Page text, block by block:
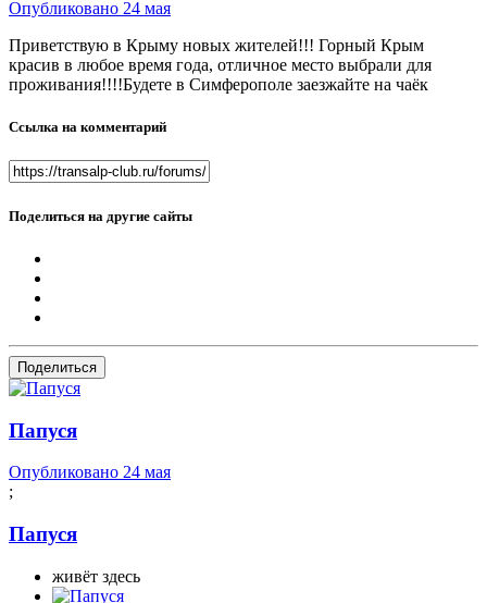
Опубликовано 24 мая
Приветствую в Крыму новых жителей!!! Горный Крым
красив в любое время года, отличное место выбрали для
проживания!!!!Будете в Симферополе заезжайте на чаёк
Ссылка на комментарий
Поделиться на другие сайты
Поделиться
Папуся
Опубликовано 24 мая
;
Папуся
живёт здесь